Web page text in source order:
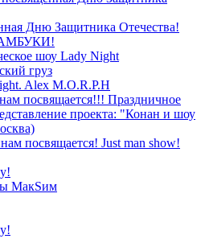
Дню Защитника Отечества!
шоу Lady Night
груз
Alex M.O.R.P.H
посвящается!!! Праздничное
проекта: "Конан и шоу
посвящается! Just man show!
МакSим